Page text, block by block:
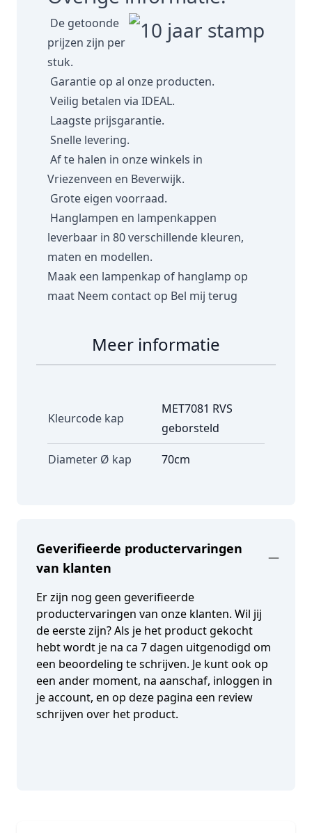
De getoonde
prijzen zijn per
stuk.
Garantie op al onze producten.
Veilig betalen via IDEAL.
Laagste prijsgarantie.
Snelle levering.
Af te halen in onze winkels in
Vriezenveen en Beverwijk.
Grote eigen voorraad.
Hanglampen en lampenkappen
leverbaar in 80 verschillende kleuren,
maten en modellen.
Maak een lampenkap of hanglamp op
maat Neem contact op Bel mij terug
Meer informatie
Kleurcode kap
MET7081 RVS
geborsteld
Diameter Ø kap 70cm
Geverifieerde productervaringen
van klanten
Er zijn nog geen geverifieerde
productervaringen van onze klanten. Wil jij
de eerste zijn? Als je het product gekocht
hebt wordt je na ca 7 dagen uitgenodigd om
een beoordeling te schrijven. Je kunt ook op
een ander moment, na aanschaf, inloggen in
je account, en op deze pagina een review
schrijven over het product.